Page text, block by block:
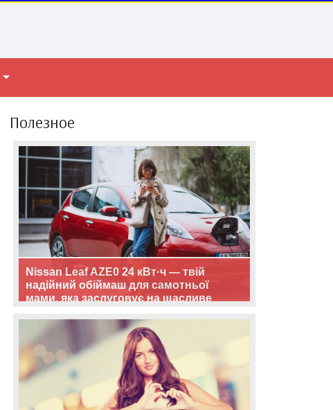
Полезное
Nissan Leaf AZE0 24 кВт·ч — твій
надійний обіймаш для самотньої
мами, яка заслуговує на щасливе